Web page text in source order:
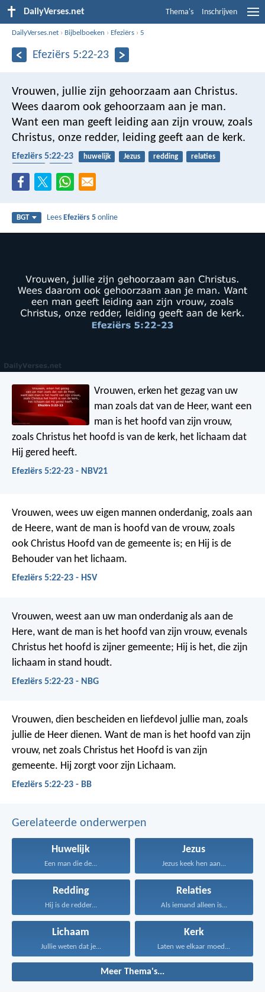
DailyVerses.net Thema's Inschrijven
DailyVerses.net › Bijbelboeken › Efeziërs ›5
Efeziërs 5:22-23
Vrouwen, jullie zijn gehoorzaam aan Christus.
Wees daarom ook gehoorzaam aan je man.
Want een man geeft leiding aan zijn vrouw, zoals
Christus, onze redder, leiding geeft aan de kerk.
Efeziërs 5:22-23 huwelijk Jezus redding
relaties
BGT LeesEfeziërs 5 online
Vrouwen, erken het gezag van uw
man zoals dat van de Heer, want een
man is het hoofd van zijn vrouw,
zoals Christus het hoofd is van de kerk, het lichaam dat
Hij gered heeft.
Efeziërs 5:22-23 - NBV21
Vrouwen, wees uw eigen mannen onderdanig, zoals aan
de Heere, want de man is hoofd van de vrouw, zoals
ook Christus Hoofd van de gemeente is; en Hij is de
Behouder van het lichaam.
Efeziërs 5:22-23 - HSV
Vrouwen, weest aan uw man onderdanig als aan de
Here, want de man is het hoofd van zijn vrouw, evenals
Christus het hoofd is zijner gemeente; Hij is het, die zijn
lichaam in stand houdt.
Efeziërs 5:22-23 - NBG
Vrouwen, dien bescheiden en liefdevol jullie man, zoals
jullie de Heer dienen. Want de man is het hoofd van zijn
vrouw, net zoals Christus het Hoofd is van zijn
gemeente. Hij zorgt voor zijn Lichaam.
Efeziërs 5:22-23 - BB
Gerelateerde onderwerpen
Huwelijk
Een man die de...
Jezus
Jezus keek hen aan...
Redding
Hij is de redder...
Relaties
Als iemand alleen is...
Lichaam
Jullie weten dat je...
Kerk
Laten we elkaar moed...
Meer Thema's...